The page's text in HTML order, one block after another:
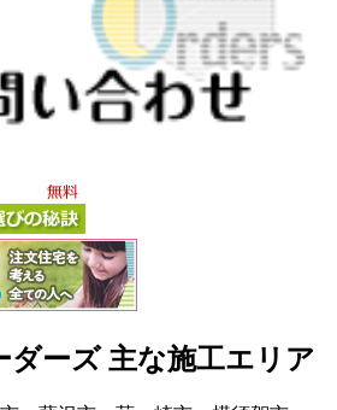
ダーズ 主な施工エリア